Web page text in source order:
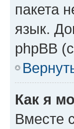
пакета
язык.
phpBB
Как я
Вместе